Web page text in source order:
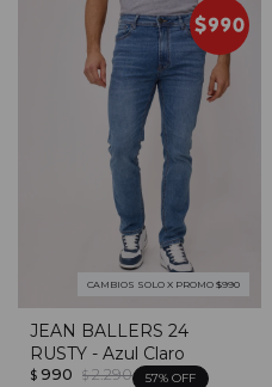
CAMBIOS SOLO X PROMO $990
JEAN BALLERS 24
RUSTY - Azul Claro
$ 990 $ 2.290 57